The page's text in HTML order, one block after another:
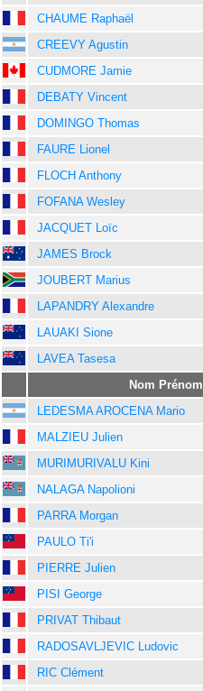
CHAUME Raphaël
CREEVY Agustin
CUDMORE Jamie
DEBATY Vincent
DOMINGO Thomas
FAURE Lionel
FLOCH Anthony
FOFANA Wesley
JACQUET Loïc
JAMES Brock
JOUBERT Marius
LAPANDRY Alexandre
LAUAKI Sione
LAVEA Tasesa
Nom Prénom
LEDESMA AROCENA Mario
MALZIEU Julien
MURIMURIVALU Kini
NALAGA Napolioni
PARRA Morgan
PAULO Ti'i
PIERRE Julien
PISI George
PRIVAT Thibaut
RADOSAVLJEVIC Ludovic
RIC Clément